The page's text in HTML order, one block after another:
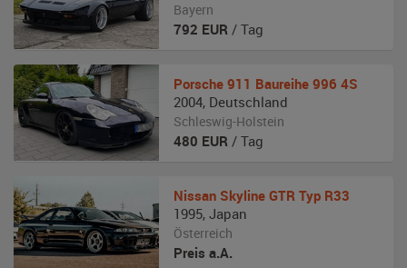
Bayern
792 EUR / Tag
Porsche 911 Baureihe 996 4S
2004, Deutschland
Schleswig-Holstein
480 EUR / Tag
Nissan Skyline GTR Typ R33
1995, Japan
Österreich
Preis a.A.